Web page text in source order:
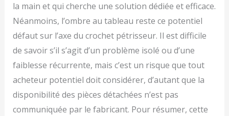
la main et qui cherche une solution dédiée et efficace.
Néanmoins, l’ombre au tableau reste ce potentiel
défaut sur l’axe du crochet pétrisseur. Il est difficile
de savoir s’il s’agit d’un problème isolé ou d’une
faiblesse récurrente, mais c’est un risque que tout
acheteur potentiel doit considérer, d’autant que la
disponibilité des pièces détachées n’est pas
communiquée par le fabricant. Pour résumer, cette